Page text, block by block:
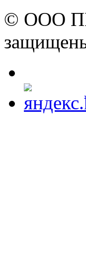
© ООО